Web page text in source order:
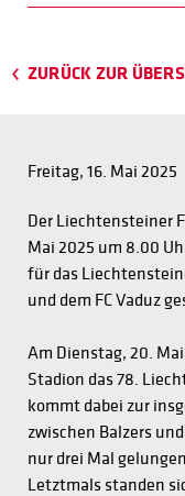
ZURÜCK ZUR
Freitag, 16. Mai 2025
Der Liechtensteiner
Mai 2025 um 8.00
für das
und dem FC Vaduz
Am Dienstag, 20.
Stadion das 78.
kommt dabei zur
zwischen Balzers
nur drei Mal
Letztmals standen